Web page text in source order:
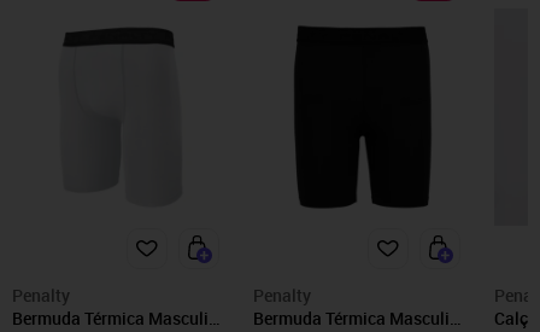
Penalty
Bermuda Térmica Masculina
Penalty
Bermuda Térmica Masculina